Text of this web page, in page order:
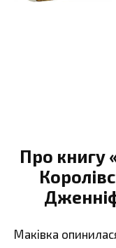
Про книгу
Маківка